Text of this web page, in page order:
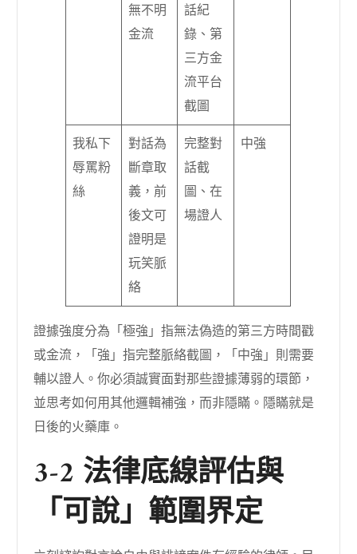
無不明
金流
話紀
錄、第
三方金
流平台
截圖
我私下
辱罵粉
絲
對話為
斷章取
義，前
後文可
證明是
玩笑脈
絡
完整對
話截
圖、在
場證人
中強
證據強度分為「極強」指無法偽造的第三方時間戳
或金流，「強」指完整脈絡截圖，「中強」則需要
輔以證人。你必須誠實面對那些證據薄弱的環節，
並思考如何用其他邏輯補強，而非隱瞞。隱瞞就是
日後的火藥庫。
3-2 法律底線評估與
「可說」範圍界定